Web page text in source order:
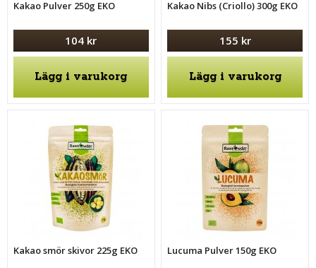
Kakao Pulver 250g EKO
104 kr
Lägg i varukorg
Kakao Nibs (Criollo) 300g EKO
155 kr
Lägg i varukorg
Kakao smör skivor 225g EKO Lucuma Pulver 150g EKO